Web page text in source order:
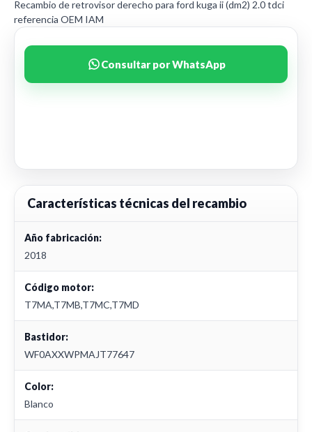
Recambio de retrovisor derecho para ford kuga ii (dm2) 2.0 tdci
referencia OEM IAM
Consultar por WhatsApp
Características técnicas del recambio
Año fabricación:
2018
Código motor:
T7MA,T7MB,T7MC,T7MD
Bastidor:
WF0AXXWPMAJT77647
Color:
Blanco